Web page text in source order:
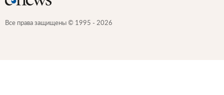
Все права защищены © 1995 - 2026